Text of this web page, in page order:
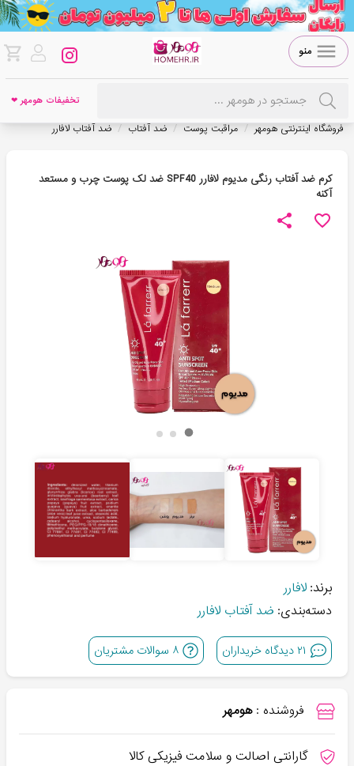
منو
تخفیفات هومهر ❤
فروشگاه اینترنتی هومهر / مراقبت پوست / ضد آفتاب / ضد آفتاب لافارر
کرم ضد آفتاب رنگی مدیوم لافارر SPF40 ضد لک پوست چرب و مستعد
آکنه
برند: لافارر
دسته‌بندی: ضد آفتاب لافارر
۲۱دیدگاه خریداران ۸ سوالات مشتریان
فروشنده : هومهر
گارانتی اصالت و سلامت فیزیکی کالا